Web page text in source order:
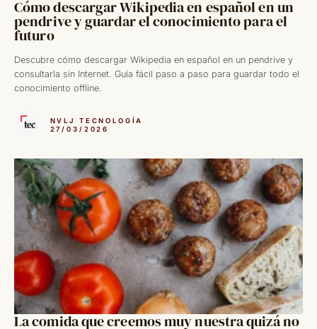
Cómo descargar Wikipedia en español en un
pendrive y guardar el conocimiento para el
futuro
Descubre cómo descargar Wikipedia en español en un pendrive y
consultarla sin Internet. Guía fácil paso a paso para guardar todo el
conocimiento offline.
NVLJ TECNOLOGÍA
27/03/2026
La comida que creemos muy nuestra quizá no